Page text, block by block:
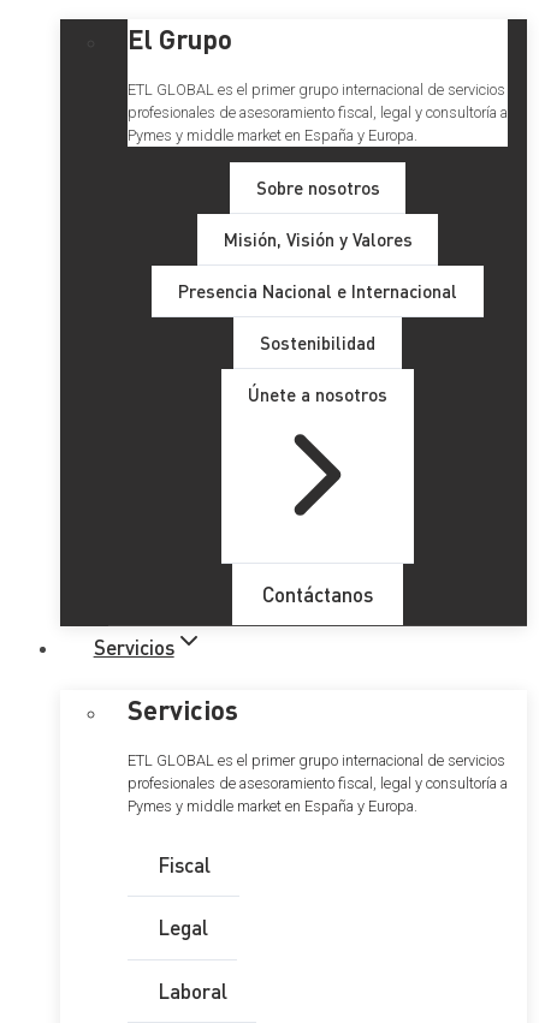
El Grupo
ETL GLOBAL es el primer grupo internacional de servicios
profesionales de asesoramiento fiscal, legal y consultoría a
Pymes y middle market en España y Europa.
Sobre nosotros
Misión, Visión y Valores
Presencia Nacional e Internacional
Sostenibilidad
Únete a nosotros
Contáctanos
Servicios
Servicios
ETL GLOBAL es el primer grupo internacional de servicios
profesionales de asesoramiento fiscal, legal y consultoría a
Pymes y middle market en España y Europa.
Fiscal
Legal
Laboral